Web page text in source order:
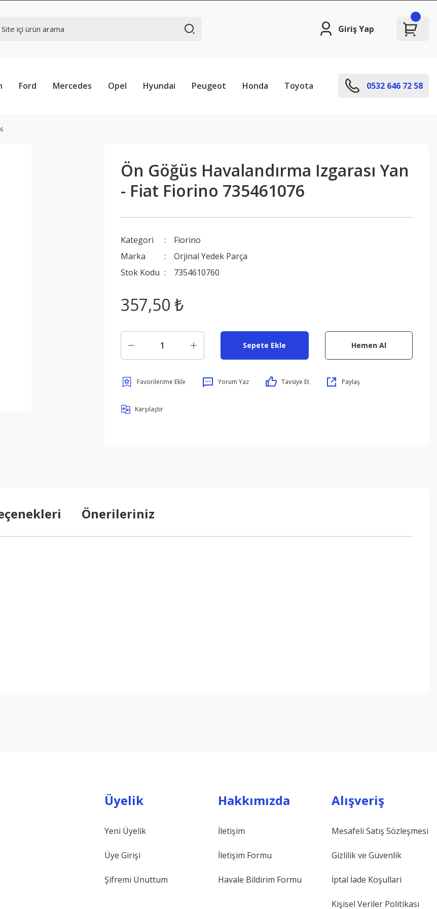
Giriş Yap
Ford Mercedes Opel Hyundai Peugeot Honda Toyota 0532 646 72 58
Ön Göğüs Havalandırma Izgarası Yan
- Fiat Fiorino 735461076
Kategori
Fiorino
Marka
Orjinal Yedek Parça
Stok Kodu
7354610760
357,50 ₺
Sepete Ekle Hemen Al
Yorum Yaz Tavsiye Et Paylaş
Karşılaştır
Önerileriniz
Üyelik
Yeni Üyelik
Üye Girişi
Şifremi Unuttum
Hakkımızda
İletişim
İletişim Formu
Havale Bildirim Formu
Alışveriş
Mesafeli Satış Sözleşmesi
Gizlilik ve Güvenlik
İptal İade Koşullari
Kişisel Veriler Politikası